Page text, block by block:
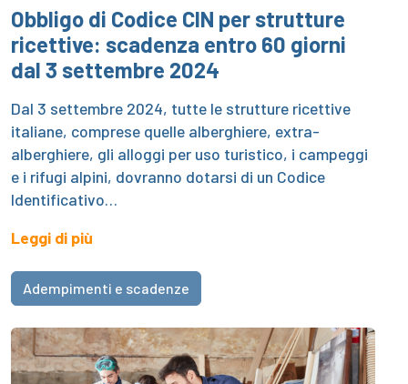
Obbligo di Codice CIN per strutture
ricettive: scadenza entro 60 giorni
dal 3 settembre 2024
Dal 3 settembre 2024, tutte le strutture ricettive
italiane, comprese quelle alberghiere, extra-
alberghiere, gli alloggi per uso turistico, i campeggi
e i rifugi alpini, dovranno dotarsi di un Codice
Identificativo…
Leggi di più
Adempimenti e scadenze